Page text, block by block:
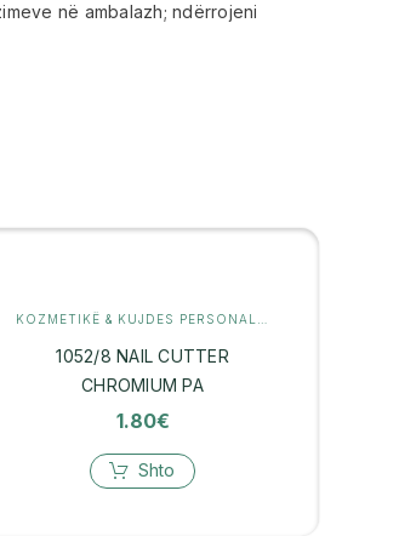
në ambalazh; ndërrojeni
1052/8 NAIL CUTTER
CHROMIUM PA
1.80€
Shto